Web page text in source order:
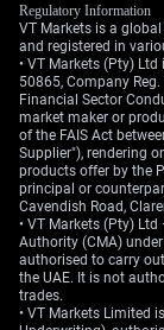
Regulatory Information
VT Markets is a
and registered in
• VT Markets (Pty)
50865, Company
Financial Sector
market maker or
of the FAIS Act
Supplier"), rendering
products offer by the
principal or
Cavendish Road,
• VT Markets (Pty)
Authority (CMA)
authorised to carry
the UAE. It is not
trades.
• VT Markets Limited